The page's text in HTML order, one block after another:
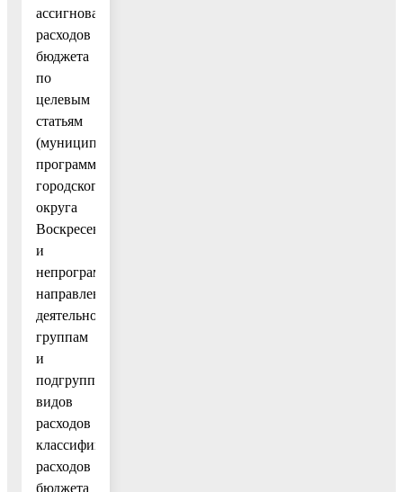
ассигнований
расходов
бюджета
по
целевым
статьям
(муниципальным
программам
городского
округа
Воскресенск
и
непрограммным
направлениям
деятельности),
группам
и
подгруппам
видов
расходов
классификации
расходов
бюджета